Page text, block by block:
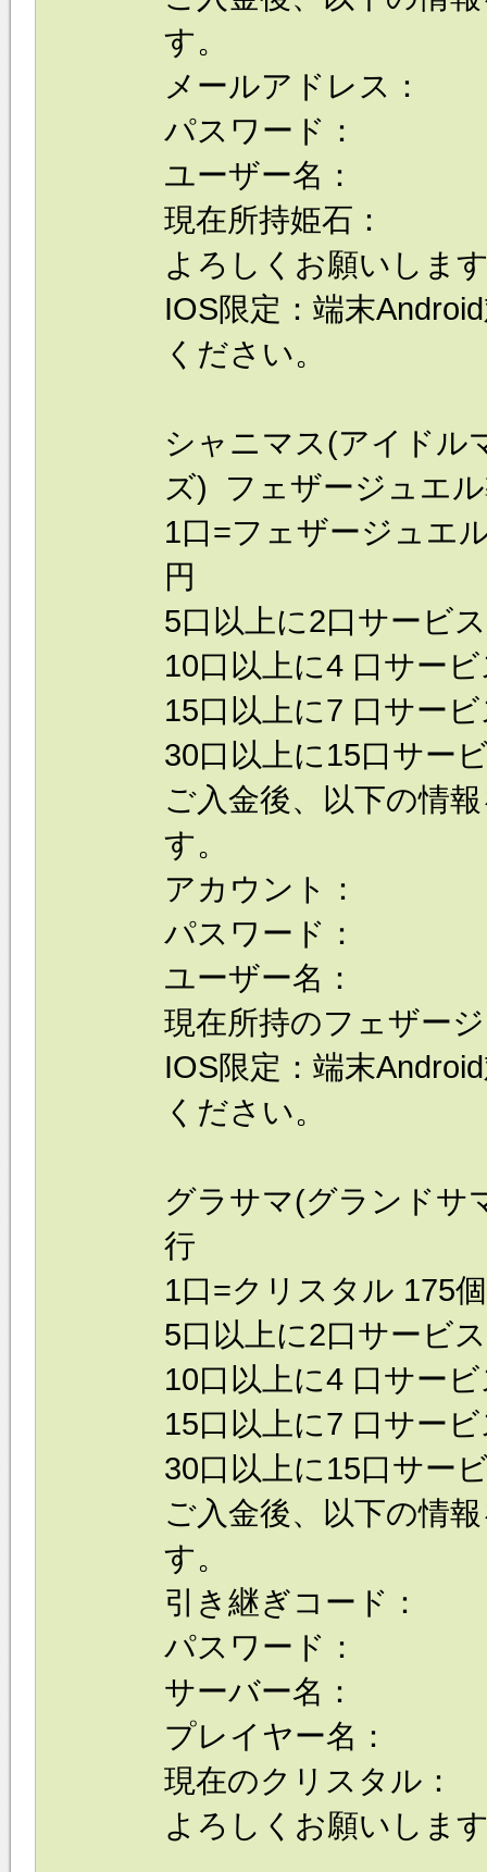
す。
メールアドレス：
パスワード：
ユーザー名：
現在所持姫石：
よろしくお願いしま
IOS限定：端末
ください。
シャニマス(アイドル
ズ) フェザージュエ
1口=フェザージュエ
円
5口以上に2口サービ
10口以上に4 口サー
15口以上に7 口サー
30口以上に15口サー
ご入金後、以下の情
す。
アカウント：
パスワード：
ユーザー名：
現在所持のフェザー
IOS限定：端末
ください。
グラサマ(グランドサ
行
1口=クリスタル 175
5口以上に2口サー
10口以上に4 口サー
15口以上に7 口サー
30口以上に15口サー
ご入金後、以下の情
す。
引き継ぎコード：
パスワード：
サーバー名：
プレイヤー名：
現在のクリスタル：
よろしくお願いしま